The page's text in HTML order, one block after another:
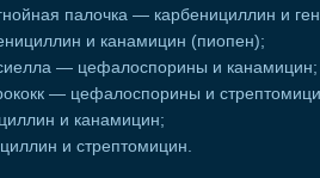
палочка — карбенициллин и
и канамицин (пиопен);
— цефалоспорины и канамицин;
— цефалоспорины и
и канамицин;
и стрептомицин.